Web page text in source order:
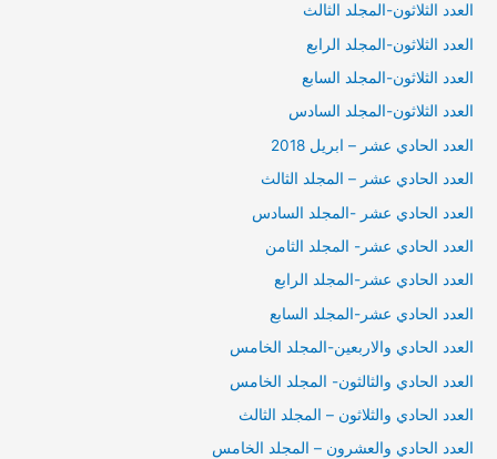
العدد الثلاثون-المجلد الثالث
العدد الثلاثون-المجلد الرابع
العدد الثلاثون-المجلد السابع
العدد الثلاثون-المجلد السادس
العدد الحادي عشر – ابريل 2018
العدد الحادي عشر – المجلد الثالث
العدد الحادي عشر -المجلد السادس
العدد الحادي عشر- المجلد الثامن
العدد الحادي عشر-المجلد الرابع
العدد الحادي عشر-المجلد السابع
العدد الحادي والاربعين-المجلد الخامس
العدد الحادي والثالثون- المجلد الخامس
العدد الحادي والثلاثون – المجلد الثالث
العدد الحادي والعشرون – المجلد الخامس